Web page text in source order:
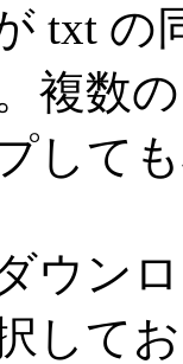
txt の
複数
して
ウン
して